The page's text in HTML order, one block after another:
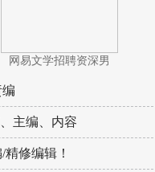
网易文学招聘资深男
主编、内容
修编辑！